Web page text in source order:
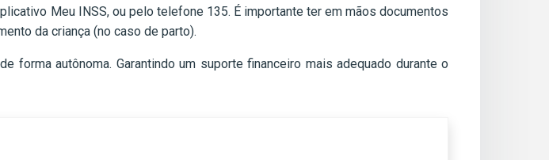
Meu INSS, ou pelo telefone 135. É importante ter em mãos documentos
da criança (no caso de parto).
forma autônoma. Garantindo um suporte financeiro mais adequado durante o